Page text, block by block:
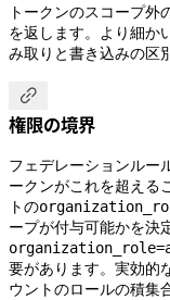
トークンのスコープ
を返します。より細か
み取りと書き込みの区

権限の境界
フェデレーションルー
ークンがこれを超える
トの
ープが付与可能かを決
要があります。実効的
ウントのロールの積集